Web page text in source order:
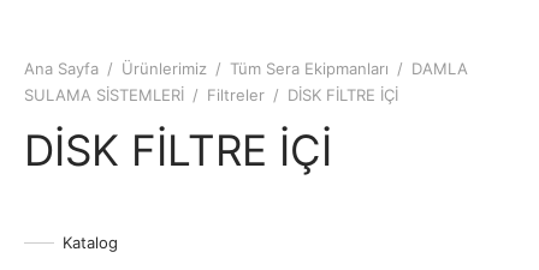
Ana Sayfa / Ürünlerimiz / Tüm Sera Ekipmanları / DAMLA
SULAMA SİSTEMLERİ / Filtreler / DİSK FİLTRE İÇİ
DİSK FİLTRE İÇİ
Katalog